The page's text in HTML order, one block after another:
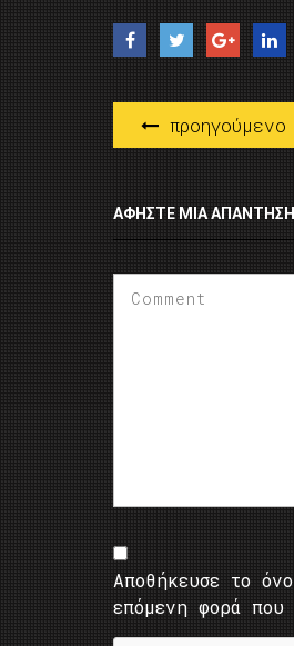
προηγούμενο
ΑΦΉΣΤΕ ΜΙΑ ΑΠΆΝΤΗΣΗ
Αποθήκευσε το
επόμενη φορά που